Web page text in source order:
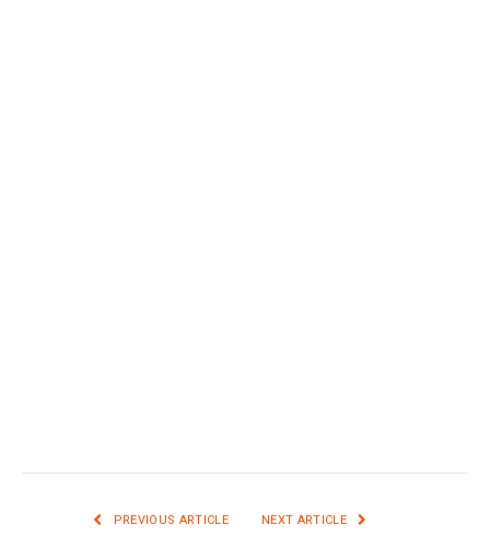
PREVIOUS ARTICLE NEXT ARTICLE